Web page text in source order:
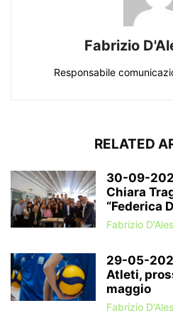
Fabrizio
Responsabile
RELATED
30-09-
Chiara
“Federica
Fabrizio
29-05-
Atleti,
maggio
Fabrizio